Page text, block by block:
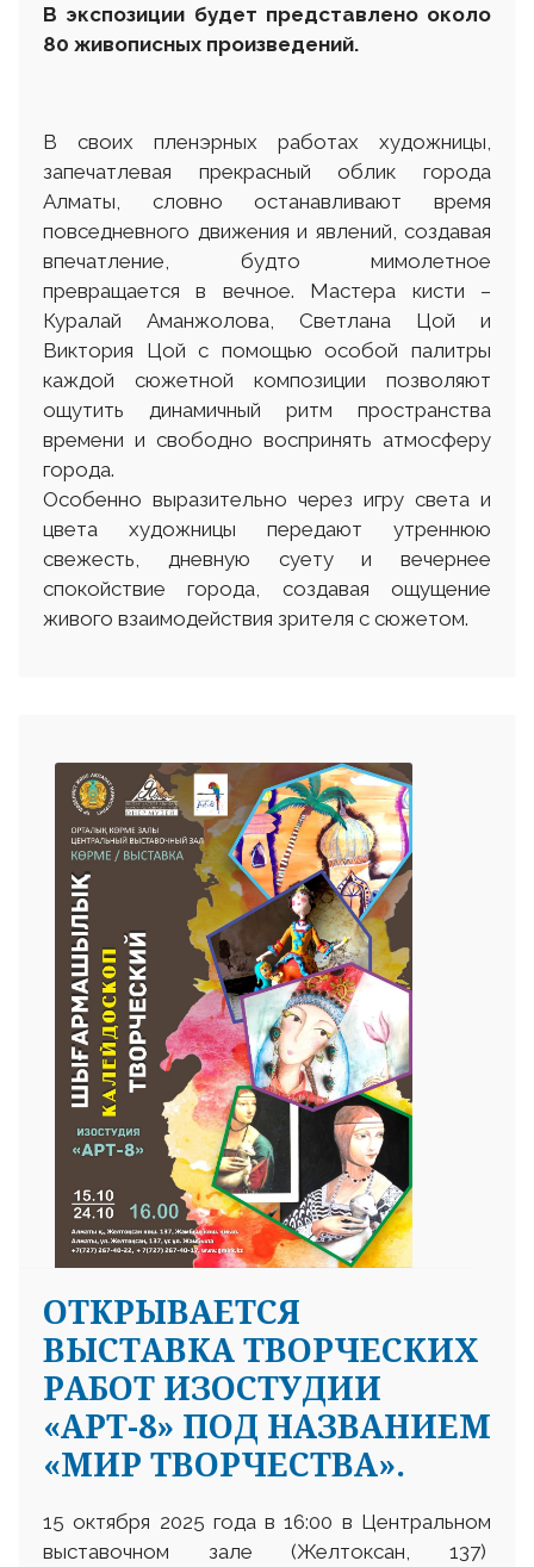
В экспозиции будет представлено около
80 живописных произведений.
В своих пленэрных работах художницы,
запечатлевая прекрасный облик города
Алматы, словно останавливают время
повседневного движения и явлений, создавая
впечатление, будто мимолетное
превращается в вечное. Мастера кисти –
Куралай Аманжолова, Светлана Цой и
Виктория Цой с помощью особой палитры
каждой сюжетной композиции позволяют
ощутить динамичный ритм пространства
времени и свободно воспринять атмосферу
города.
Особенно выразительно через игру света и
цвета художницы передают утреннюю
свежесть, дневную суету и вечернее
спокойствие города, создавая ощущение
живого взаимодействия зрителя с сюжетом.
ОТКРЫВАЕТСЯ
ВЫСТАВКА ТВОРЧЕСКИХ
РАБОТ ИЗОСТУДИИ
«АРТ-8» ПОД НАЗВАНИЕМ
«МИР ТВОРЧЕСТВА».
15 октября 2025 года в 16:00 в Центральном
выставочном зале (Желтоксан, 137)